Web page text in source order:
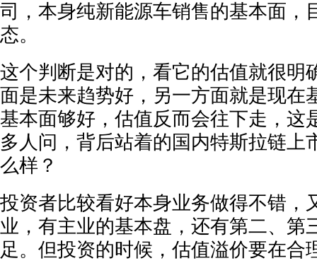
司，本身纯新能源车销售的基本面，
态。
这个判断是对的，看它的估值就很明
面是未来趋势好，另一方面就是现在
基本面够好，估值反而会往下走，这
多人问，背后站着的国内特斯拉链上
么样？
投资者比较看好本身业务做得不错，
业，有主业的基本盘，还有第二、第
足。但投资的时候，估值溢价要在合